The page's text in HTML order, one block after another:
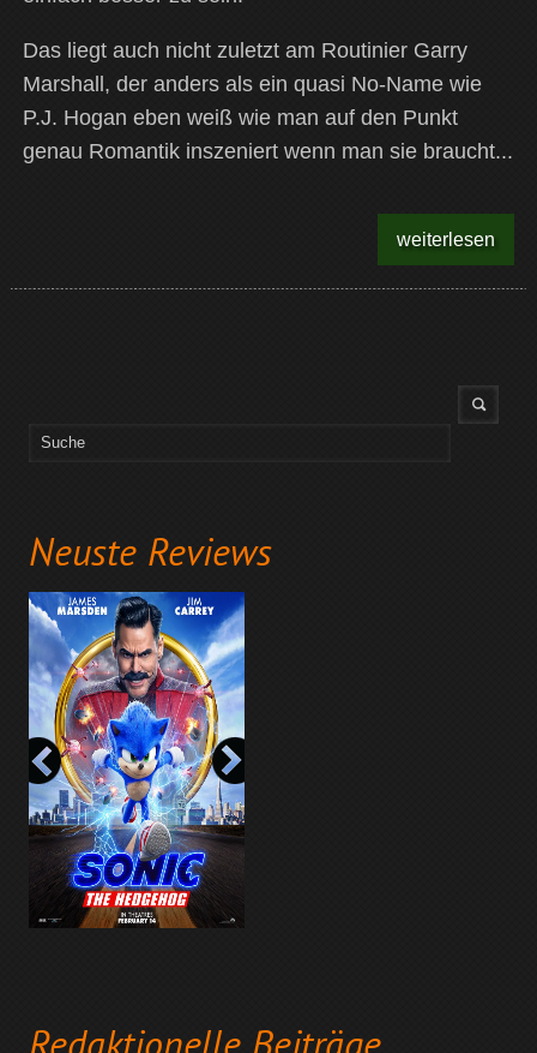
Neuste Reviews
Das liegt auch nicht zuletzt am Routinier Garry
Marshall, der anders als ein quasi No-Name wie
P.J. Hogan eben weiß wie man auf den Punkt
genau Romantik inszeniert wenn man sie braucht...
weiterlesen